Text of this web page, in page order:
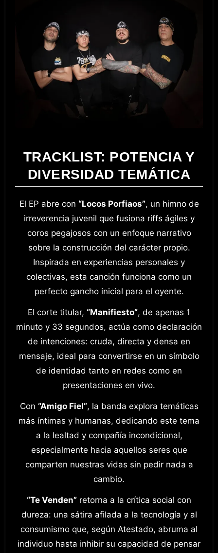
TRACKLIST: POTENCIA Y
DIVERSIDAD TEMÁTICA
El EP abre con “Locos Porfiaos”, un himno de
irreverencia juvenil que fusiona riffs ágiles y
coros pegajosos con un enfoque narrativo
sobre la construcción del carácter propio.
Inspirada en experiencias personales y
colectivas, esta canción funciona como un
perfecto gancho inicial para el oyente.
El corte titular, “Manifiesto”, de apenas 1
minuto y 33 segundos, actúa como declaración
de intenciones: cruda, directa y densa en
mensaje, ideal para convertirse en un símbolo
de identidad tanto en redes como en
presentaciones en vivo.
Con “Amigo Fiel”, la banda explora temáticas
más íntimas y humanas, dedicando este tema
a la lealtad y compañía incondicional,
especialmente hacia aquellos seres que
comparten nuestras vidas sin pedir nada a
cambio.
“Te Venden” retorna a la crítica social con
dureza: una sátira afilada a la tecnología y al
consumismo que, según Atestado, abruma al
individuo hasta inhibir su capacidad de pensar